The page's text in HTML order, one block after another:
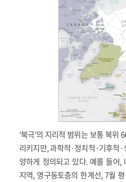
‘북극’의 지리적 범위는 보통 북위
리키지만, 과학적·정치적·기후적
양하게 정의되고 있다. 예를 들어,
지역, 영구동토층의 한계선, 7월